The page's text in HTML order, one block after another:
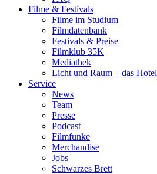
Fil­me & Fes­ti­vals
Fil­me im Stu­di­um
Film­da­ten­bank
Fes­ti­vals & Prei­se
Film­klub 35K
Media­thek
Licht und Raum – das Hotel
Ser­vice
News
Team
Pres­se
Pod­cast
Film­fun­ke
Mer­chan­di­se
Jobs
Schwar­zes Brett